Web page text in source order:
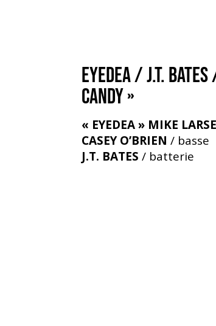
EYEDEA / J.T. BATES
CANDY »
« EYEDEA » MIKE
CASEY O’BRIEN / basse
J.T. BATES / batterie